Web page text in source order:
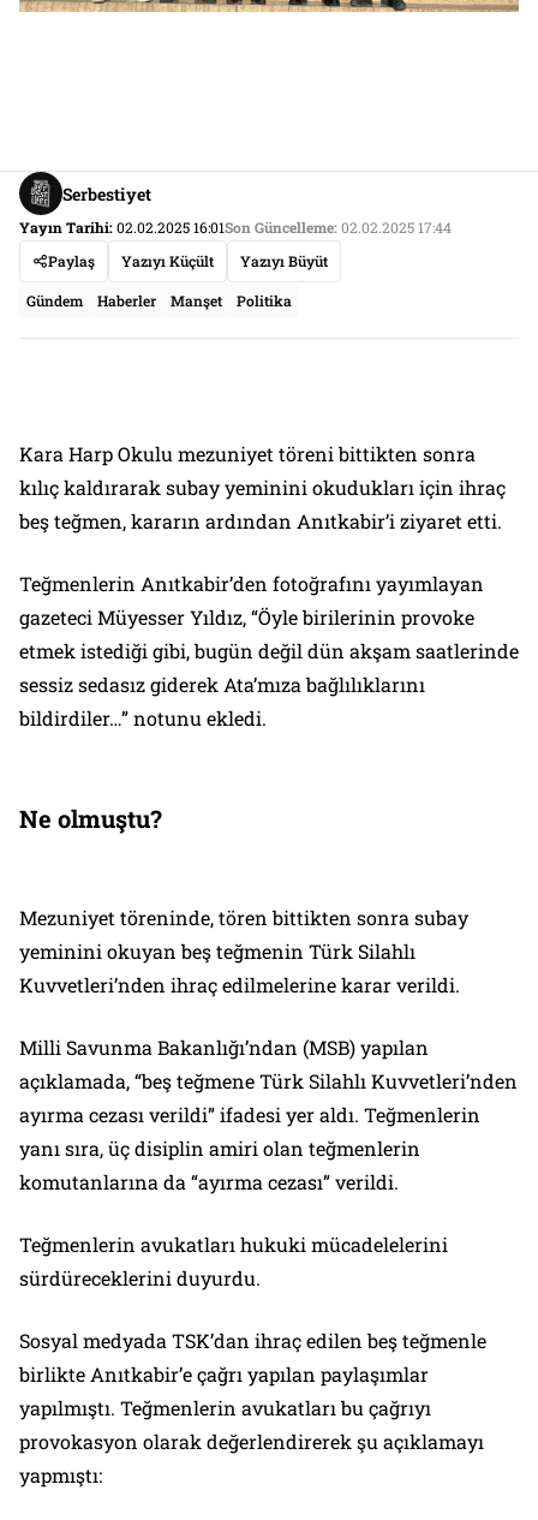
Serbestiyet
Yayın Tarihi:02.02.2025 16:01Son Güncelleme:02.02.2025 17:44
Paylaş
Yazıyı Küçült Yazıyı Büyüt
Gündem Haberler Manşet Politika
Kara Harp Okulu mezuniyet töreni bittikten sonra
kılıç kaldırarak subay yeminini okudukları için ihraç
beş teğmen, kararın ardından Anıtkabir’i ziyaret etti.
Teğmenlerin Anıtkabir’den fotoğrafını yayımlayan
gazeteci Müyesser Yıldız, “Öyle birilerinin provoke
etmek istediği gibi, bugün değil dün akşam saatlerinde
sessiz sedasız giderek Ata’mıza bağlılıklarını
bildirdiler…” notunu ekledi.
Ne olmuştu?
Mezuniyet töreninde, tören bittikten sonra subay
yeminini okuyan beş teğmenin Türk Silahlı
Kuvvetleri’nden ihraç edilmelerine karar verildi.
Milli Savunma Bakanlığı’ndan (MSB) yapılan
açıklamada, “beş teğmene Türk Silahlı Kuvvetleri’nden
ayırma cezası verildi” ifadesi yer aldı. Teğmenlerin
yanı sıra, üç disiplin amiri olan teğmenlerin
komutanlarına da “ayırma cezası” verildi.
Teğmenlerin avukatları hukuki mücadelelerini
sürdüreceklerini duyurdu.
Sosyal medyada TSK’dan ihraç edilen beş teğmenle
birlikte Anıtkabir’e çağrı yapılan paylaşımlar
yapılmıştı. Teğmenlerin avukatları bu çağrıyı
provokasyon olarak değerlendirerek şu açıklamayı
yapmıştı: